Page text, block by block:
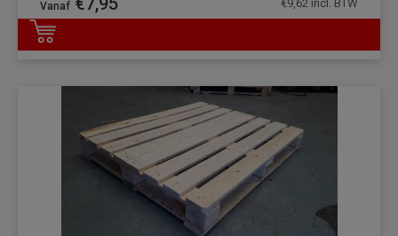
DETAILS
€9,62 incl. BTW